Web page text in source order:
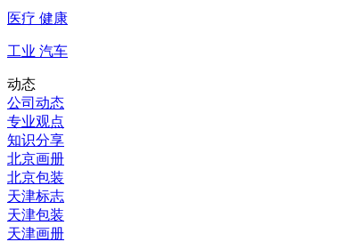
医疗 健康
工业 汽车
动态
公司动态
专业观点
知识分享
北京画册
北京包装
天津标志
天津包装
天津画册